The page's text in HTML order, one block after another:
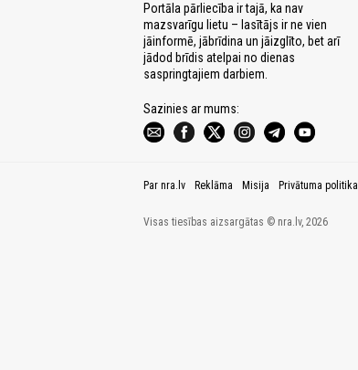
Portāla pārliecība ir tajā, ka nav
mazsvarīgu lietu – lasītājs ir ne vien
jāinformē, jābrīdina un jāizglīto, bet arī
jādod brīdis atelpai no dienas
saspringtajiem darbiem.
Sazinies ar mums:
Par nra.lv Reklāma Misija Privātuma politika
Visas tiesības aizsargātas © nra.lv, 2026